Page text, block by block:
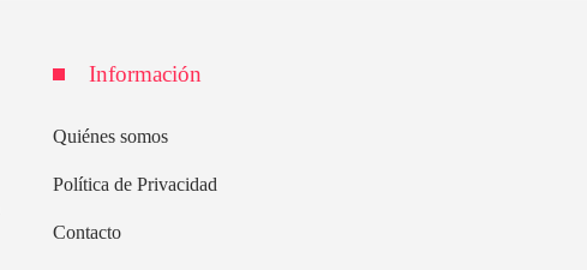
Información
Quiénes somos
Política de Privacidad
Contacto